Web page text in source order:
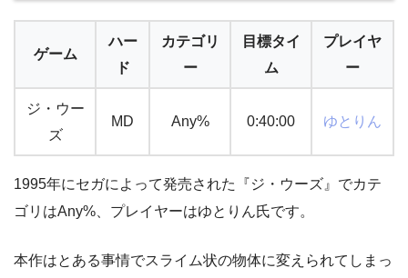
ゲーム
ハー
ド
カテゴリ
ー
目標タイ
ム
プレイヤ
ー
ジ・ウー
ズ
MD Any% 0:40:00 ゆとりん
1995年にセガによって発売された『ジ・ウーズ』でカテ
ゴリはAny%、プレイヤーはゆとりん氏です。
本作はとある事情でスライム状の物体に変えられてしまっ